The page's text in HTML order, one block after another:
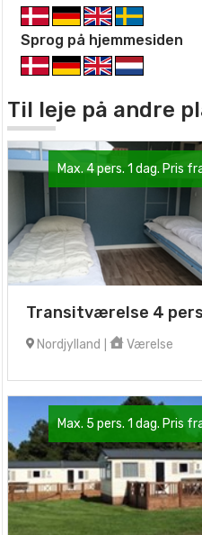
Sprog på hjemmesiden
Til leje på andre
Max. 4 pers. 1 dag. Pris
Transitværelse 4
Nordjylland Værelse
Max. 5 pers. 1 dag. Pris